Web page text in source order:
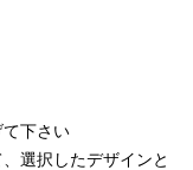
下さい
選択したデザインと